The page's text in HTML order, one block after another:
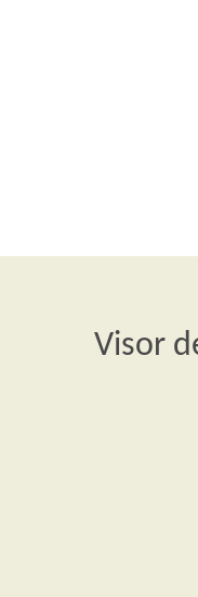
Visor